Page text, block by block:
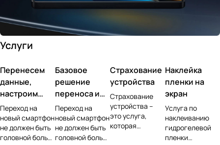
Услуги
Перенесем
данные,
настроим
учетную
запись,
установим ПО
Переход на
новый смартфон
не должен быть
головной болью.
Базовое
решение
переноса и
настройки
Переход на
новый смартфон
не должен быть
головной болью.
Страхование
устройства
Страхование
устройства –
это услуга,
которая
Наклейка
пленки на
экран
Услуга по
наклеиванию
гидрогелевой
пленки